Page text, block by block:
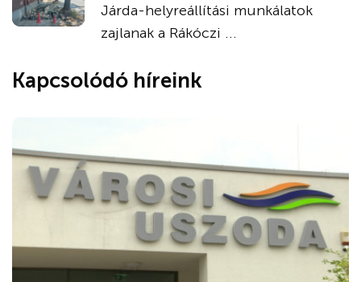
Járda-helyreállítási munkálatok
zajlanak a Rákóczi ...
Kapcsolódó híreink